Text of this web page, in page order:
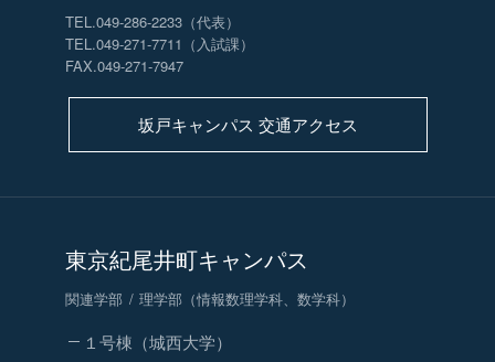
TEL.049-286-2233（代表）
TEL.049-271-7711（入試課）
FAX.049-271-7947
坂戸キャンパス 交通アクセス
東京紀尾井町キャンパス
関連学部 理学部（情報数理学科、数学科）
１号棟（城西大学）